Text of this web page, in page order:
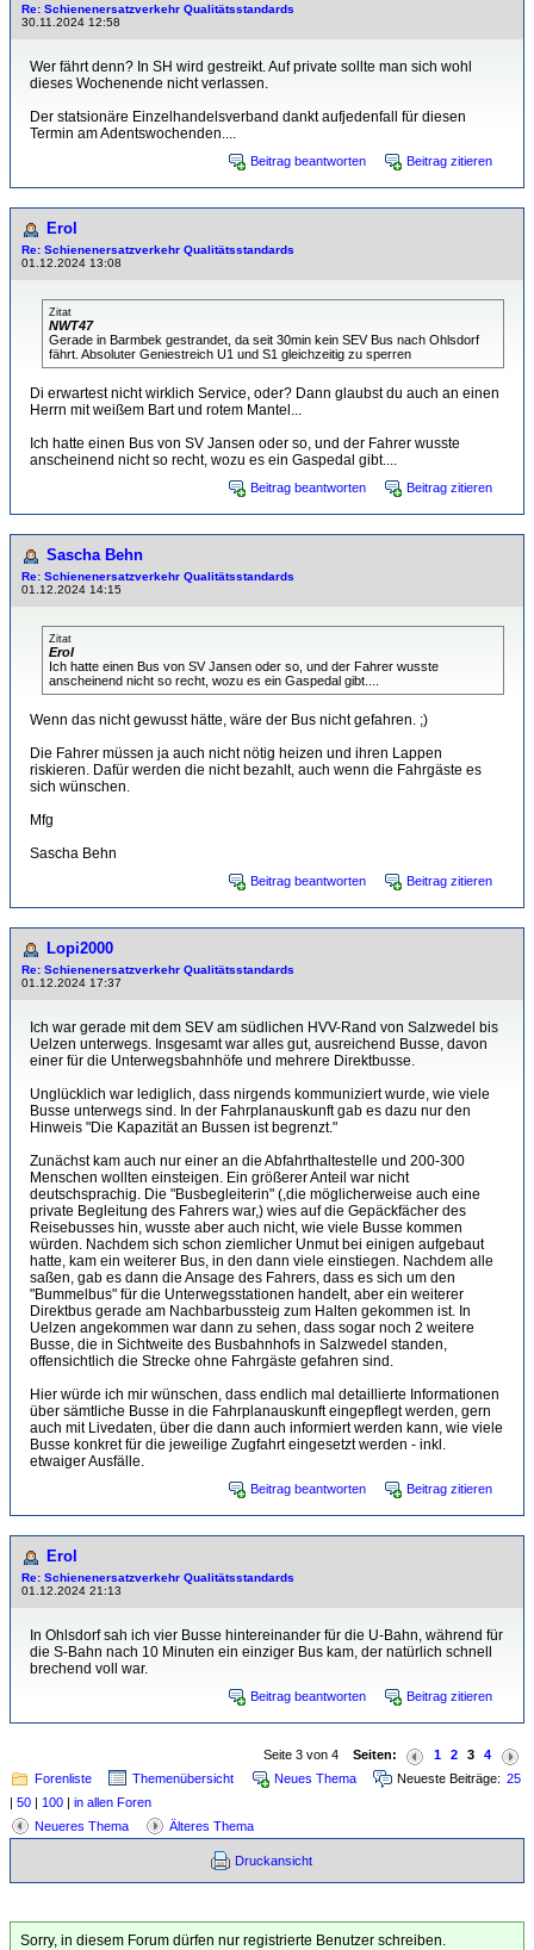
Re: Schienenersatzverkehr Qualitätsstandards
30.11.2024 12:58
Wer fährt denn? In SH wird gestreikt. Auf private sollte man sich wohl
dieses Wochenende nicht verlassen.
Der statsionäre Einzelhandelsverband dankt aufjedenfall für diesen
Termin am Adentswochenden....
Beitrag beantworten Beitrag zitieren
Erol
Re: Schienenersatzverkehr Qualitätsstandards
01.12.2024 13:08
Zitat
NWT47
Gerade in Barmbek gestrandet, da seit 30min kein SEV Bus nach Ohlsdorf
fährt. Absoluter Geniestreich U1 und S1 gleichzeitig zu sperren
Di erwartest nicht wirklich Service, oder? Dann glaubst du auch an einen
Herrn mit weißem Bart und rotem Mantel...
Ich hatte einen Bus von SV Jansen oder so, und der Fahrer wusste
anscheinend nicht so recht, wozu es ein Gaspedal gibt....
Beitrag beantworten Beitrag zitieren
Sascha Behn
Re: Schienenersatzverkehr Qualitätsstandards
01.12.2024 14:15
Zitat
Erol
Ich hatte einen Bus von SV Jansen oder so, und der Fahrer wusste
anscheinend nicht so recht, wozu es ein Gaspedal gibt....
Wenn das nicht gewusst hätte, wäre der Bus nicht gefahren. ;)
Die Fahrer müssen ja auch nicht nötig heizen und ihren Lappen
riskieren. Dafür werden die nicht bezahlt, auch wenn die Fahrgäste es
sich wünschen.
Mfg
Sascha Behn
Beitrag beantworten Beitrag zitieren
Lopi2000
Re: Schienenersatzverkehr Qualitätsstandards
01.12.2024 17:37
Ich war gerade mit dem SEV am südlichen HVV-Rand von Salzwedel bis
Uelzen unterwegs. Insgesamt war alles gut, ausreichend Busse, davon
einer für die Unterwegsbahnhöfe und mehrere Direktbusse.
Unglücklich war lediglich, dass nirgends kommuniziert wurde, wie viele
Busse unterwegs sind. In der Fahrplanauskunft gab es dazu nur den
Hinweis "Die Kapazität an Bussen ist begrenzt."
Zunächst kam auch nur einer an die Abfahrthaltestelle und 200-300
Menschen wollten einsteigen. Ein größerer Anteil war nicht
deutschsprachig. Die "Busbegleiterin" (,die möglicherweise auch eine
private Begleitung des Fahrers war,) wies auf die Gepäckfächer des
Reisebusses hin, wusste aber auch nicht, wie viele Busse kommen
würden. Nachdem sich schon ziemlicher Unmut bei einigen aufgebaut
hatte, kam ein weiterer Bus, in den dann viele einstiegen. Nachdem alle
saßen, gab es dann die Ansage des Fahrers, dass es sich um den
"Bummelbus" für die Unterwegsstationen handelt, aber ein weiterer
Direktbus gerade am Nachbarbussteig zum Halten gekommen ist. In
Uelzen angekommen war dann zu sehen, dass sogar noch 2 weitere
Busse, die in Sichtweite des Busbahnhofs in Salzwedel standen,
offensichtlich die Strecke ohne Fahrgäste gefahren sind.
Hier würde ich mir wünschen, dass endlich mal detaillierte Informationen
über sämtliche Busse in die Fahrplanauskunft eingepflegt werden, gern
auch mit Livedaten, über die dann auch informiert werden kann, wie viele
Busse konkret für die jeweilige Zugfahrt eingesetzt werden - inkl.
etwaiger Ausfälle.
Beitrag beantworten Beitrag zitieren
Erol
Re: Schienenersatzverkehr Qualitätsstandards
01.12.2024 21:13
In Ohlsdorf sah ich vier Busse hintereinander für die U-Bahn, während für
die S-Bahn nach 10 Minuten ein einziger Bus kam, der natürlich schnell
brechend voll war.
Beitrag beantworten Beitrag zitieren
Seite 3 von 4 Seiten: 1 2 3
4
Forenliste
Themenübersicht Neues Thema Neueste Beiträge: 25
| 50 | 100 | in allen Foren
Neueres Thema
Älteres Thema
Druckansicht
Sorry, in diesem Forum dürfen nur registrierte Benutzer schreiben.